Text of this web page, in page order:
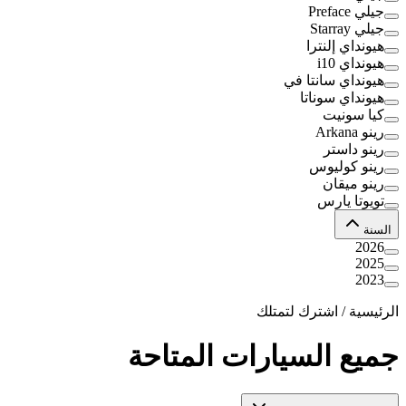
جيلي Preface
جيلي Starray
هيونداي إلنترا
هيونداي i10
هيونداي سانتا في
هيونداي سوناتا
كيا سونيت
رينو Arkana
رينو داستر
رينو كوليوس
رينو ميقان
تويوتا يارس
السنة
2026
2025
2023
الرئيسية / اشترك لتمتلك
جميع السيارات المتاحة